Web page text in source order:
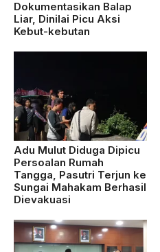
Dokumentasikan Balap
Liar, Dinilai Picu Aksi
Kebut-kebutan
Adu Mulut Diduga Dipicu
Persoalan Rumah
Tangga, Pasutri Terjun ke
Sungai Mahakam Berhasil
Dievakuasi